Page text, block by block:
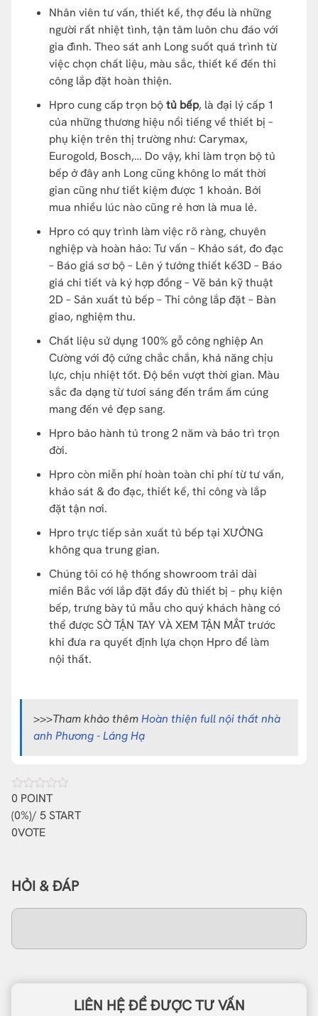
Nhân viên tư vấn, thiết kế, thợ đều là những
người rất nhiệt tình, tận tâm luôn chu đáo với
gia đình. Theo sát anh Long suốt quá trình từ
việc chọn chất liệu, màu sắc, thiết kế đến thi
công lắp đặt hoàn thiện.
Hpro cung cấp trọn bộtủ bếp, là đại lý cấp 1
của những thương hiệu nổi tiếng về thiết bị –
phụ kiện trên thị trường như: Carymax,
Eurogold, Bosch,… Do vậy, khi làm trọn bộ tủ
bếp ở đây anh Long cũng không lo mất thời
gian cũng như tiết kiệm được 1 khoản. Bởi
mua nhiều lúc nào cũng rẻ hơn là mua lẻ.
Hpro có quy trình làm việc rõ ràng, chuyên
nghiệp và hoàn hảo: Tư vấn – Khảo sát, đo đạc
– Báo giá sơ bộ – Lên ý tưởng thiết kế3D – Báo
giá chi tiết và ký hợp đồng – Vẽ bản kỹ thuật
2D – Sản xuất tủ bếp – Thi công lắp đặt – Bàn
giao, nghiệm thu.
Chất liệu sử dụng 100% gỗ công nghiệp An
Cường với độ cứng chắc chắn, khả năng chịu
lực, chịu nhiệt tốt. Độ bền vượt thời gian. Màu
sắc đa dạng từ tươi sáng đến trầm ấm cúng
mang đến vẻ đẹp sang.
Hpro bảo hành tủ trong 2 năm và bảo trì trọn
đời.
Hpro còn miễn phí hoàn toàn chi phí từ tư vấn,
khảo sát & đo đạc, thiết kế, thi công và lắp
đặt tận nơi.
Hpro trực tiếp sản xuất tủ bếp tại XƯỞNG
không qua trung gian.
Chúng tôi có hệ thống showroom trải dài
miền Bắc với lắp đặt đầy đủ thiết bị – phụ kiện
bếp, trưng bày tủ mẫu cho quý khách hàng có
thể được SỜ TẬN TAY VÀ XEM TẬN MẮT trước
khi đưa ra quyết định lựa chọn Hpro để làm
nội thất.
>>>Tham khảo thêmHoàn thiện full nội thất nhà
anh Phương - Láng Hạ
0 POINT
(0%)/ 5 START
0VOTE
HỎI & ĐÁP
LIÊN HỆ ĐỂ ĐƯỢC TƯ VẤN